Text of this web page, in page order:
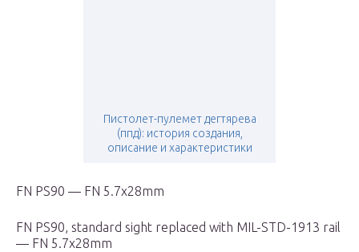
Пистолет-пулемет дегтярева
(ппд): история создания,
описание и характеристики
FN PS90 — FN 5.7x28mm
FN PS90, standard sight replaced with MIL-STD-1913 rail
— FN 5.7x28mm